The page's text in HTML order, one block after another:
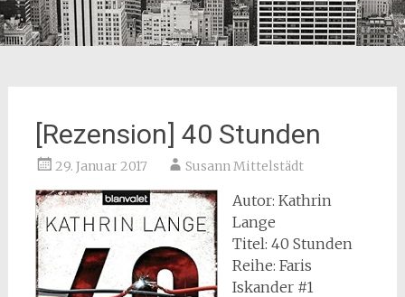
[Rezension] 40 Stunden
29. Januar 2017 Susann Mittelstädt
Autor: Kathrin
Lange
Titel: 40 Stunden
Reihe: Faris
Iskander #1